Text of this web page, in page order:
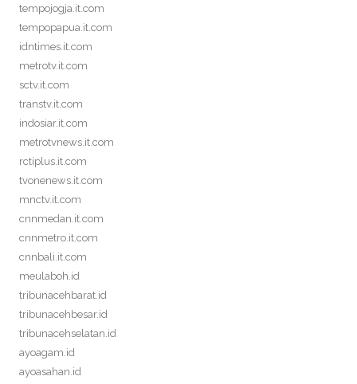
tempojogja.it.com
tempopapua.it.com
idntimes.it.com
metrotv.it.com
sctv.it.com
transtv.it.com
indosiar.it.com
metrotvnews.it.com
rctiplus.it.com
tvonenews.it.com
mnctv.it.com
cnnmedan.it.com
cnnmetro.it.com
cnnbali.it.com
meulaboh.id
tribunacehbarat.id
tribunacehbesar.id
tribunacehselatan.id
ayoagam.id
ayoasahan.id